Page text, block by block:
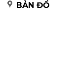
BẢN ĐỒ